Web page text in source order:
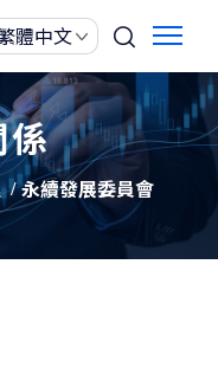
係
永續發展委員會